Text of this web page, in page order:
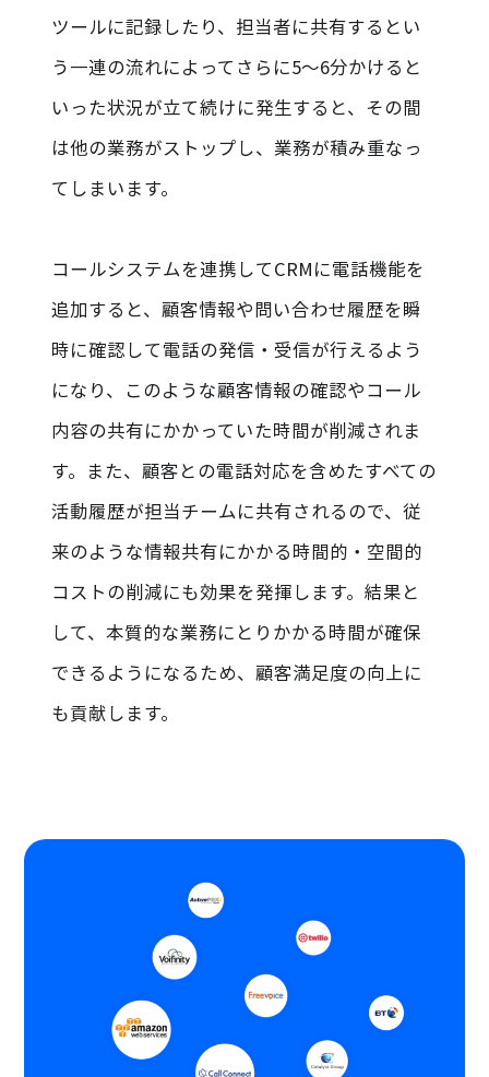
ツールに記録したり、担当者に共有するとい
う一連の流れによってさらに5〜6分かけると
いった状況が立て続けに発生すると、その間
は他の業務がストップし、業務が積み重なっ
てしまいます。
コールシステムを連携してCRMに電話機能を
追加すると、顧客情報や問い合わせ履歴を瞬
時に確認して電話の発信・受信が行えるよう
になり、このような顧客情報の確認やコール
内容の共有にかかっていた時間が削減されま
す。また、顧客との電話対応を含めたすべての
活動履歴が担当チームに共有されるので、従
来のような情報共有にかかる時間的・空間的
コストの削減にも効果を発揮します。結果と
して、本質的な業務にとりかかる時間が確保
できるようになるため、顧客満足度の向上に
も貢献します。